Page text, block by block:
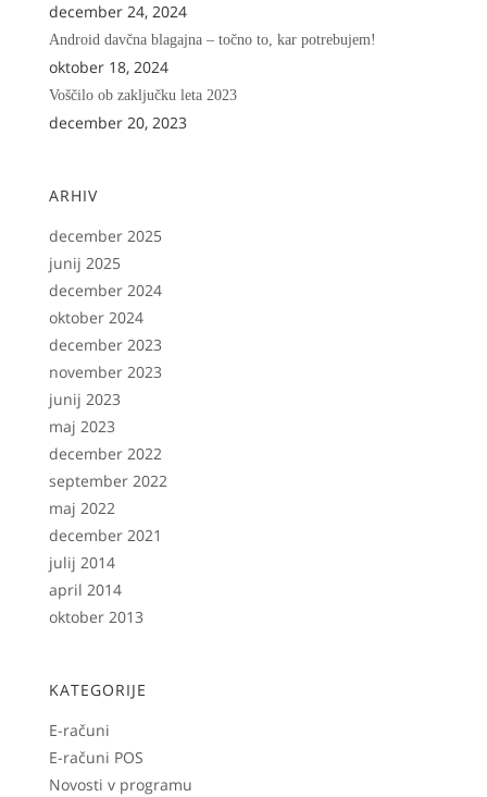
december 24, 2024
Android davčna blagajna – točno to, kar potrebujem!
oktober 18, 2024
Voščilo ob zaključku leta 2023
december 20, 2023
ARHIV
december 2025
junij 2025
december 2024
oktober 2024
december 2023
november 2023
junij 2023
maj 2023
december 2022
september 2022
maj 2022
december 2021
julij 2014
april 2014
oktober 2013
KATEGORIJE
E-računi
E-računi POS
Novosti v programu